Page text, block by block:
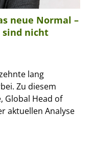
neue Normal –
sind nicht
lang
Zu diesem
Global Head of
aktuellen Analyse